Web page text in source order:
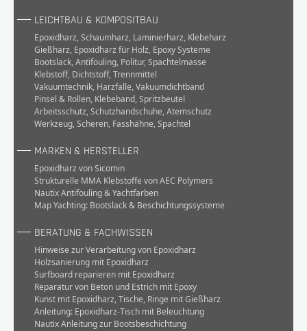
LEICHTBAU & KOMPOSITBAU
Epoxidharz, Schaumharz, Laminierharz, Klebeharz
Gießharz, Epoxidharz für Holz, Epoxy Systeme
Bootslack, Antifouling, Politur, Spachtelmasse
Klebstoff, Dichtstoff, Trennmittel
Vakuumtechnik, Harzfalle, Vakuumdichtband
Pinsel & Rollen, Klebeband, Spritzbeutel
Arbeitsschutz, Schutzhandschuhe, Atemschutz
Werkzeug, Scheren, Fasshähne, Spachtel
MARKEN & HERSTELLER
Epoxidharz von Sicomin
Strukturelle MMA Klebstoffe von AEC Polymers
Nautix Antifouling & Yachtfarben
Map Yachting: Bootslack & Beschichtungssysteme
BERATUNG & FACHWISSEN
Hinweise zur Verarbeitung von Epoxidharz
Holzsanierung mit Epoxidharz
Surfboard reparieren mit Epoxidharz
Reparatur von Beton und Estrich mit Epoxy
Kunst mit Epoxidharz, Tische, Ringe mit Gießharz
Anleitung: Epoxidharz-Tisch mit Beleuchtung
Nautix Anleitung zur Bootsbeschichtung